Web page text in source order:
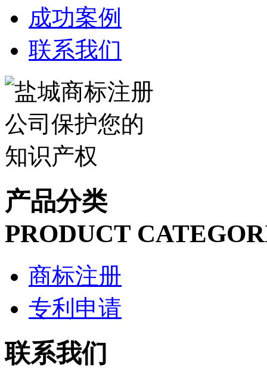
成功案例
联系我们
产品分类
PRODUCT
商标注册
专利申请
联系我们